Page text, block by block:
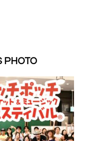
PHOTO